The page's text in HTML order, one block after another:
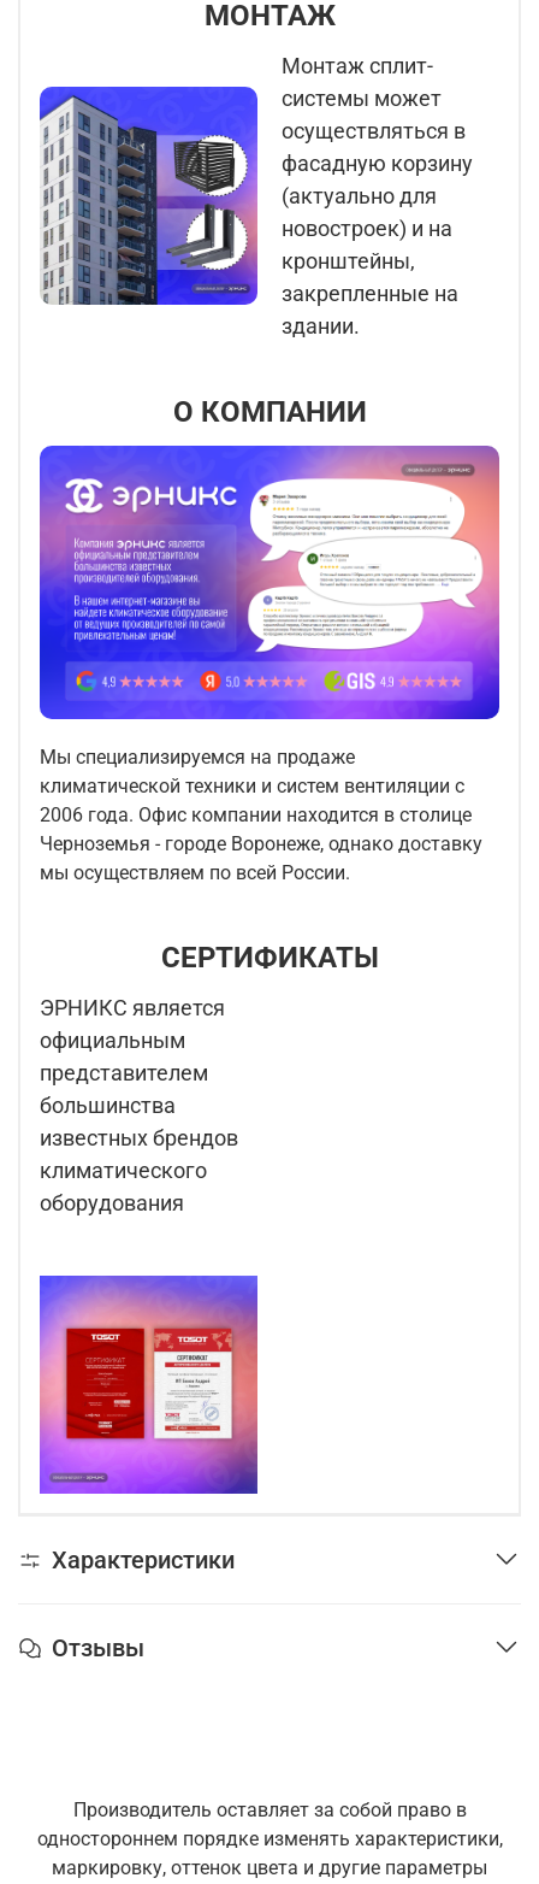
МОНТАЖ
Монтаж сплит-
системы может
осуществляться в
фасадную корзину
(актуально для
новостроек) и на
кронштейны,
закрепленные на
здании.
О КОМПАНИИ
Мы специализируемся на продаже
климатической техники и систем вентиляции с
2006 года. Офис компании находится в столице
Черноземья - городе Воронеже, однако доставку
мы осуществляем по всей России.
СЕРТИФИКАТЫ
ЭРНИКС является
официальным
представителем
большинства
известных брендов
климатического
оборудования
Характеристики
Отзывы
Производитель оставляет за собой право в
одностороннем порядке изменять характеристики,
маркировку, оттенок цвета и другие параметры